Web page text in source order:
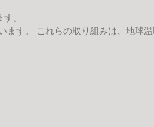
。
す。 これらの取り組みは、地球